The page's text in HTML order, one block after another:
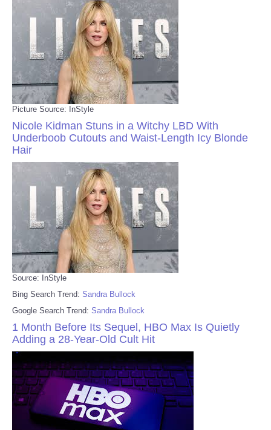
Picture Source: InStyle
Nicole Kidman Stuns in a Witchy LBD With
Underboob Cutouts and Waist-Length Icy Blonde
Hair
Source: InStyle
Bing Search Trend: Sandra Bullock
Google Search Trend: Sandra Bullock
1 Month Before Its Sequel, HBO Max Is Quietly
Adding a 28-Year-Old Cult Hit